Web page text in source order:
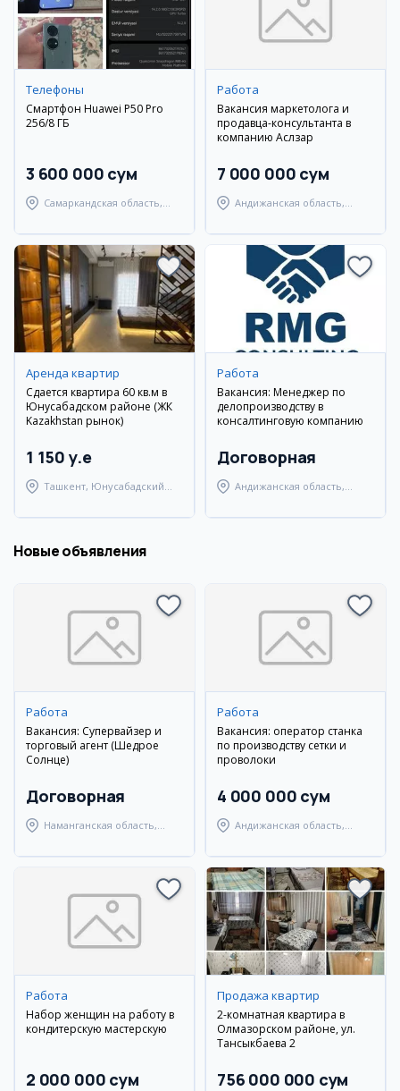
Телефоны
Смартфон Huawei P50 Pro
256/8 ГБ
3 600 000 сум
Самаркандская область,
Работа
Вакансия маркетолога и
продавца-консультанта в
компанию Аслзар
7 000 000 сум
Андижанская область,
Аренда квартир
Сдается квартира 60 кв.м в
Юнусабадском районе (ЖК
Kazakhstan рынок)
1 150 y.e
Ташкент, Юнусабадский
Работа
Вакансия: Менеджер по
делопроизводству в
консалтинговую компанию
Договорная
Андижанская область,
Новые объявления
Работа
Вакансия: Супервайзер и
торговый агент (Шедрое
Солнце)
Договорная
Наманганская область,
Работа
Вакансия: оператор станка
по производству сетки и
проволоки
4 000 000 сум
Андижанская область,
Работа
Набор женщин на работу в
кондитерскую мастерскую
2 000 000 сум
Продажа квартир
2-комнатная квартира в
Олмазорском районе, ул.
Тансыкбаева 2
756 000 000 сум